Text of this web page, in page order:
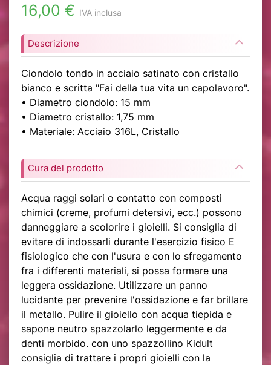
16,00 € IVA inclusa
Descrizione
Ciondolo tondo in acciaio satinato con cristallo
bianco e scritta "Fai della tua vita un capolavoro".
• Diametro ciondolo: 15 mm
• Diametro cristallo: 1,75 mm
• Materiale: Acciaio 316L, Cristallo
Cura del prodotto
Acqua raggi solari o contatto con composti
chimici (creme, profumi detersivi, ecc.) possono
danneggiare a scolorire i gioielli. Si consiglia di
evitare di indossarli durante l'esercizio fisico E
fisiologico che con l'usura e con lo sfregamento
fra i differenti materiali, si possa formare una
leggera ossidazione. Utilizzare un panno
lucidante per prevenire l'ossidazione e far brillare
il metallo. Pulire il gioiello con acqua tiepida e
sapone neutro spazzolarlo leggermente e da
denti morbido. con uno spazzollino Kidult
consiglia di trattare i propri gioielli con la